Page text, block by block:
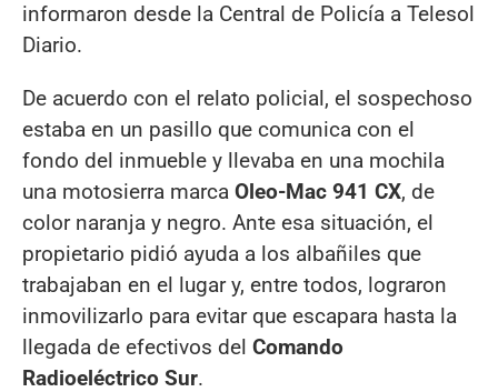
informaron desde la Central de Policía a Telesol
Diario.
De acuerdo con el relato policial, el sospechoso
estaba en un pasillo que comunica con el
fondo del inmueble y llevaba en una mochila
una motosierra marca Oleo-Mac 941 CX, de
color naranja y negro. Ante esa situación, el
propietario pidió ayuda a los albañiles que
trabajaban en el lugar y, entre todos, lograron
inmovilizarlo para evitar que escapara hasta la
llegada de efectivos del Comando
Radioeléctrico Sur.